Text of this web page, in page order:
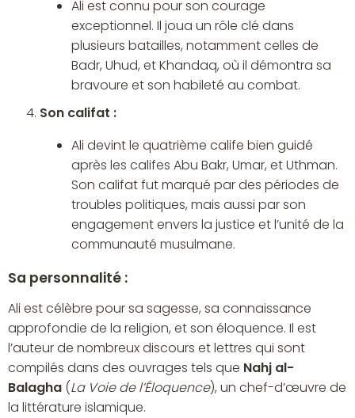
Ali est connu pour son courage
exceptionnel. Il joua un rôle clé dans
plusieurs batailles, notamment celles de
Badr, Uhud, et Khandaq, où il démontra sa
bravoure et son habileté au combat.
Son califat :
Ali devint le quatrième calife bien guidé
après les califes Abu Bakr, Umar, et Uthman.
Son califat fut marqué par des périodes de
troubles politiques, mais aussi par son
engagement envers la justice et l’unité de la
communauté musulmane.
Sa personnalité :
Ali est célèbre pour sa sagesse, sa connaissance
approfondie de la religion, et son éloquence. Il est
l’auteur de nombreux discours et lettres qui sont
compilés dans des ouvrages tels que Nahj al-
Balagha (La Voie de l’Éloquence), un chef-d’œuvre de
la littérature islamique.